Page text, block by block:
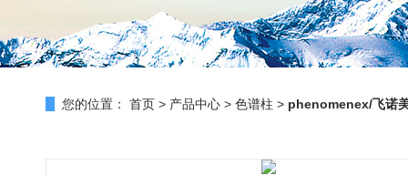
您的位置： 首页 > 产品中心 > 色谱柱 > phenomenex/飞诺